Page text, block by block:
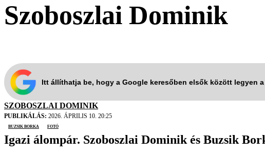
Szoboszlai Dominik
Itt állíthatja be, hogy a Google keresőben elsők között legyen
SZOBOSZLAI DOMINIK
PUBLIKÁLÁS: 2026. ÁPRILIS 10. 20:25
Buzsik Borka
fotó
Igazi álompár. Szoboszlai Dominik és Buzsik